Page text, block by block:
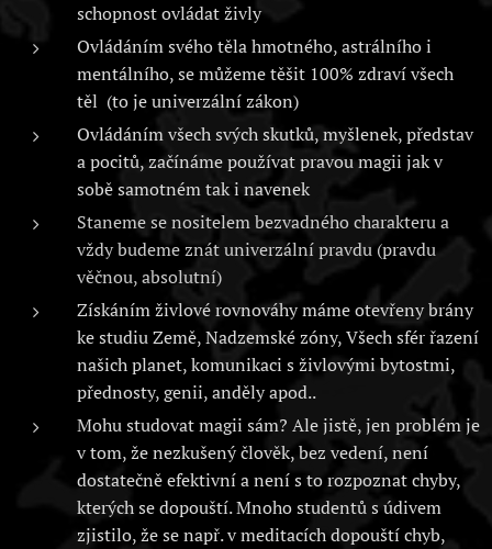
schopnost ovládat živly
Ovládáním svého těla hmotného, astrálního i
mentálního, se můžeme těšit 100% zdraví všech
těl (to je univerzální zákon)
Ovládáním všech svých skutků, myšlenek, představ
a pocitů, začínáme používat pravou magii jak v
sobě samotném tak i navenek
Staneme se nositelem bezvadného charakteru a
vždy budeme znát univerzální pravdu (pravdu
věčnou, absolutní)
Získáním živlové rovnováhy máme otevřeny brány
ke studiu Země, Nadzemské zóny, Všech sfér řazení
našich planet, komunikaci s živlovými bytostmi,
přednosty, genii, anděly apod..
Mohu studovat magii sám? Ale jistě, jen problém je
v tom, že nezkušený člověk, bez vedení, není
dostatečně efektivní a není s to rozpoznat chyby,
kterých se dopouští. Mnoho studentů s údivem
zjistilo, že se např. v meditacích dopouští chyb,